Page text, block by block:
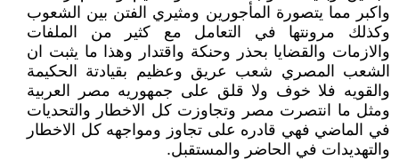
واكبر مما يتصورة المأجورين ومثيري الفتن بين الشعوب
وكذلك مرونتها في التعامل مع كثير من الملفات
والازمات والقضايا بحذر وحنكة واقتدار وهذا ما يثبت ان
الشعب المصري شعب عريق وعظيم بقيادتة الحكيمة
والقويه فلا خوف ولا قلق على جمهوريه مصر العربية
ومثل ما انتصرت مصر وتجاوزت كل الاخطار والتحديات
في الماضي فهي قادره على تجاوز ومواجهه كل الاخطار
والتهديدات في الحاضر والمستقبل.